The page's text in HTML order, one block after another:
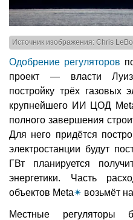
Источник изображения: Chris
Одобрение регуляторов
проект — власти
постройку трёх газовых
крупнейшего ИИ ЦОД
полного завершения
Для него придётся
электростанции будут
ГВт планируется
энергетики. Часть
объектов Meta✴ возьмёт
Местные регуляторы